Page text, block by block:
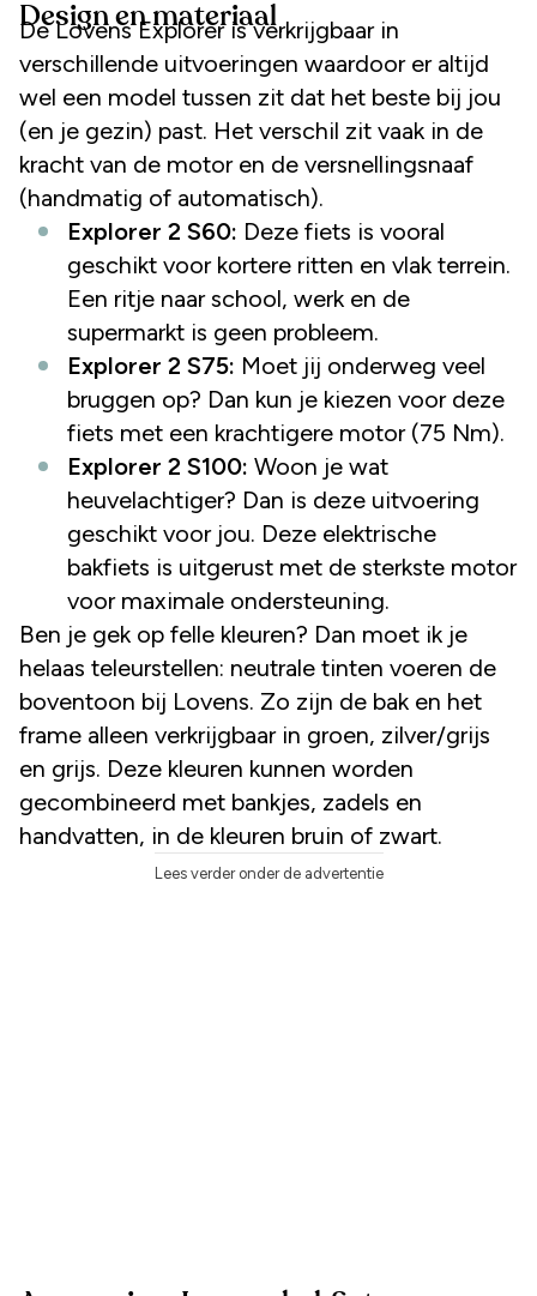
Design en materiaal
De Lovens Explorer is verkrijgbaar in
verschillende uitvoeringen waardoor er altijd
wel een model tussen zit dat het beste bij jou
(en je gezin) past. Het verschil zit vaak in de
kracht van de motor en de versnellingsnaaf
(handmatig of automatisch).
Explorer 2 S60: Deze fiets is vooral
geschikt voor kortere ritten en vlak terrein.
Een ritje naar school, werk en de
supermarkt is geen probleem.
Explorer 2 S75: Moet jij onderweg veel
bruggen op? Dan kun je kiezen voor deze
fiets met een krachtigere motor (75 Nm).
Explorer 2 S100: Woon je wat
heuvelachtiger? Dan is deze uitvoering
geschikt voor jou. Deze elektrische
bakfiets is uitgerust met de sterkste motor
voor maximale ondersteuning.
Ben je gek op felle kleuren? Dan moet ik je
helaas teleurstellen: neutrale tinten voeren de
boventoon bij Lovens. Zo zijn de bak en het
frame alleen verkrijgbaar in groen, zilver/grijs
en grijs. Deze kleuren kunnen worden
gecombineerd met bankjes, zadels en
handvatten, in de kleuren bruin of zwart.
Lees verder onder de advertentie